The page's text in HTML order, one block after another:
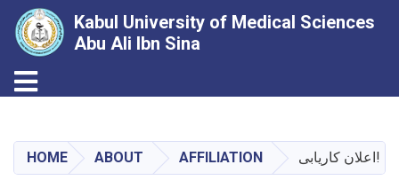
main
content
Kabul University of Medical Sciences
Abu Ali Ibn Sina
Toggle navigation
HOME ABOUT AFFILIATION اعلان کاریابی!